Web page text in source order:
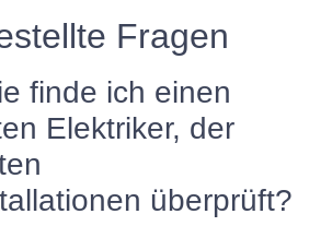
Fragen
finde ich einen
Elektriker, der
überprüft?